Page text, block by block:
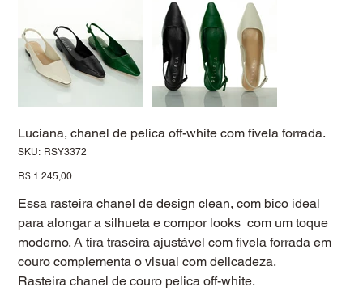
Luciana, chanel de pelica off-white com fivela forrada.
SKU: SKU
RSY3372
Preço
R$ 1.245,00
Essa rasteira chanel de design clean, com bico ideal
para alongar a silhueta e compor looks com um toque
moderno. A tira traseira ajustável com fivela forrada em
couro complementa o visual com delicadeza.
Rasteira chanel de couro pelica off-white.